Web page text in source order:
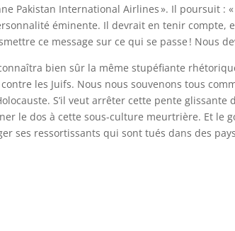
Pakistan International Airlines ». Il poursuit :
éminente. Il devrait en tenir compte,
ce message sur ce qui se passe ! Nous
bien sûr la même stupéfiante
contre les Juifs. Nous nous souvenons tous
S’il veut arrêter cette pente
le dos à cette sous-culture meurtrière. Et le
ses ressortissants qui sont tués dans des